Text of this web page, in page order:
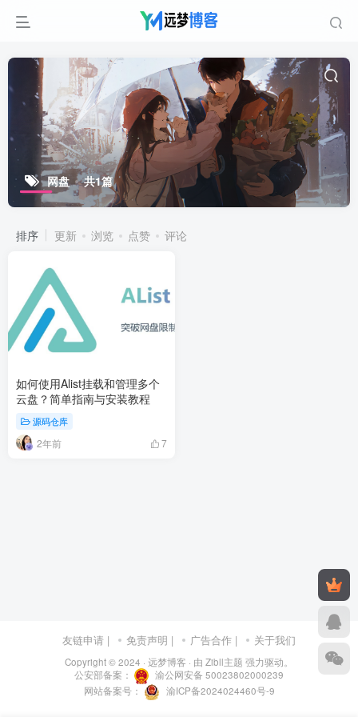
网盘 共1篇
排序 更新 浏览 点赞 评论
如何使用Alist挂载和管理多个
云盘？简单指南与安装教程
源码仓库
2年前 7
友链申请 | 免责声明 | 广告合作 | 关于我们
Copyright © 2024 · 远梦博客 · 由 Zibll主题 强力驱动。
公安部备案：
渝公网安备 50023802000239
网站备案号：
渝ICP备2024024460号-9